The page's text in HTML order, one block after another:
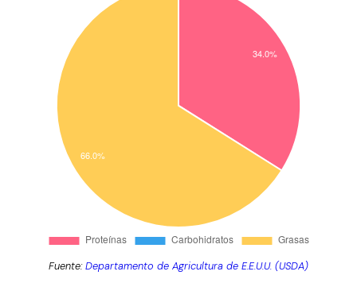
Fuente:Departamento de Agricultura de E.E.U.U. (USDA)